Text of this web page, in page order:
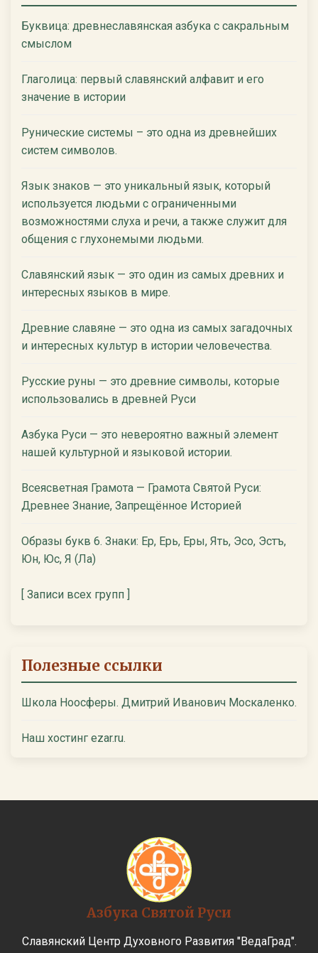
Буквица: древнеславянская азбука с сакральным
смыслом
Глаголица: первый славянский алфавит и его
значение в истории
Рунические системы – это одна из древнейших
систем символов.
Язык знаков — это уникальный язык, который
используется людьми с ограниченными
возможностями слуха и речи, а также служит для
общения с глухонемыми людьми.
Славянский язык — это один из самых древних и
интересных языков в мире.
Древние славяне — это одна из самых загадочных
и интересных культур в истории человечества.
Русские руны — это древние символы, которые
использовались в древней Руси
Азбука Руси — это невероятно важный элемент
нашей культурной и языковой истории.
Всеясветная Грамота — Грамота Святой Руси:
Древнее Знание, Запрещённое Историей
Образы букв 6. Знаки: Ер, Ерь, Еры, Ять, Эсо, Эстъ,
Юн, Юс, Я (Ла)
[ Записи всех групп ]
Полезные ссылки
Школа Ноосферы. Дмитрий Иванович Москаленко.
Наш хостинг ezar.ru.
Азбука Святой Руси
Славянский Центр Духовного Развития "ВедаГрад".